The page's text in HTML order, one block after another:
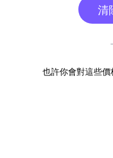
清
也許你會對這些價